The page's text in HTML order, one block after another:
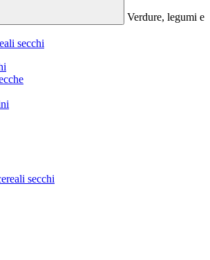
Verdure, legumi e
secchi
secchi